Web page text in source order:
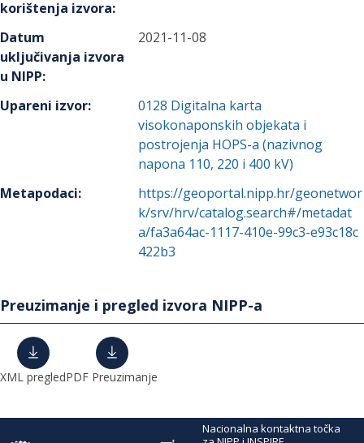
korištenja izvora:
Datum
uključivanja izvora
u NIPP:
2021-11-08
Upareni izvor: 0128 Digitalna karta
visokonaponskih objekata i
postrojenja HOPS-a (nazivnog
napona 110, 220 i 400 kV)
Metapodaci:
https://geoportal.nipp.hr/geonetwor
k/srv/hrv/catalog.search#/metadat
a/fa3a64ac-1117-410e-99c3-e93c18c
422b3
Preuzimanje i pregled izvora NIPP-a
XML pregledPDF Preuzimanje
Nacionalna kontaktna točka